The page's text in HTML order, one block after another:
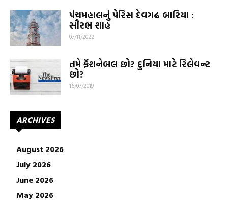
પંચમહાલનું પેરિસ દેવગઢ બારિયા :
સૌરભ શાહ
07/11/2022
તમે ફૅશનેબલ છો? દુનિયા માટે રિલેવન્ટ
છો?
16/07/2019
ARCHIVES
August 2026
July 2026
June 2026
May 2026